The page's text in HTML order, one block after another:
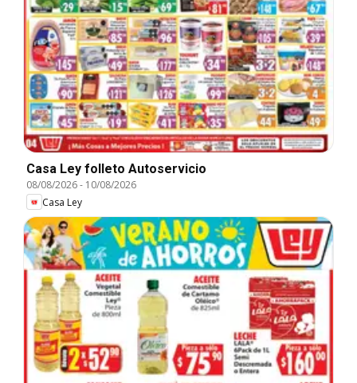
Casa Ley folleto Autoservicio
08/08/2026- 10/08/2026
Casa Ley